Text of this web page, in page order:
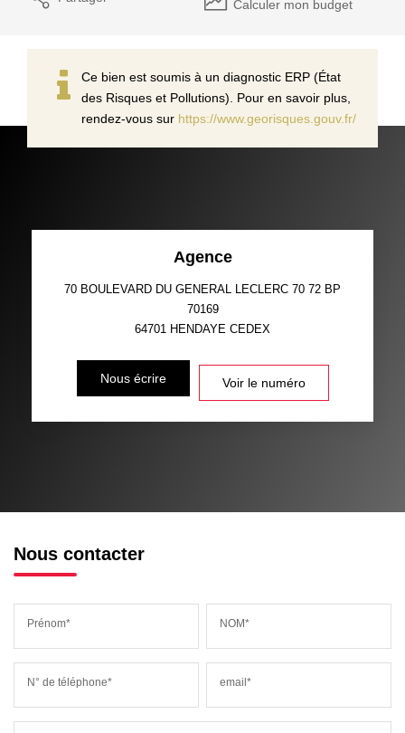
Calculer mon budget
Ce bien est soumis à un diagnostic ERP (État
des Risques et Pollutions). Pour en savoir plus,
rendez-vous sur https://www.georisques.gouv.fr/
Agence
70 BOULEVARD DU GENERAL LECLERC 70 72 BP
70169
64701 HENDAYE CEDEX
Nous écrire Voir le numéro
Nous contacter
Prénom* NOM*
N° de téléphone* email*